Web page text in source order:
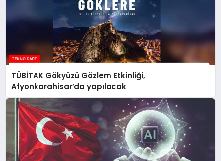
TÜBİTAK Gökyüzü Gözlem Etkinliği,
Afyonkarahisar’da yapılacak